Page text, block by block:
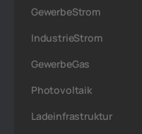
GewerbeStrom
IndustrieStrom
GewerbeGas
Photovoltaik
Ladeinfrastruktur